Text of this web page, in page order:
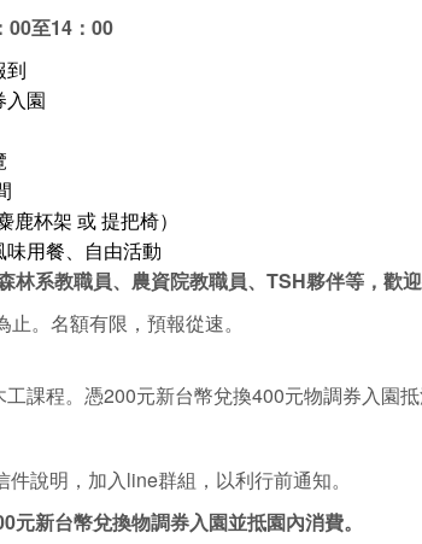
00至14：00
到
入園
杯架 或 提把椅）
用餐、自由活動
林系教職員、農資院教職員、TSH夥伴等，歡迎
。名額有限，預報從速。
課程。憑200元新台幣兌換400元物調券入園抵
說明，加入line群組，以利行前通知。
新台幣兌換物調券入園並抵園內消費。